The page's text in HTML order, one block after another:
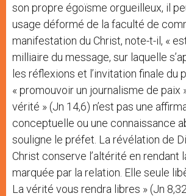
son propre égoïsme orgueilleux, il
usage déformé de la faculté de
manifestation du Christ, note-t-il, «
milliaire du message, sur laquelle
les réflexions et l’invitation finale du
« promouvoir un journalisme de paix
vérité » (Jn 14,6) n’est pas une
conceptuelle ou une connaissance
souligne le préfet. La révélation de
Christ conserve l’altérité en rendant
marquée par la relation. Elle seule
La vérité vous rendra libres » (Jn